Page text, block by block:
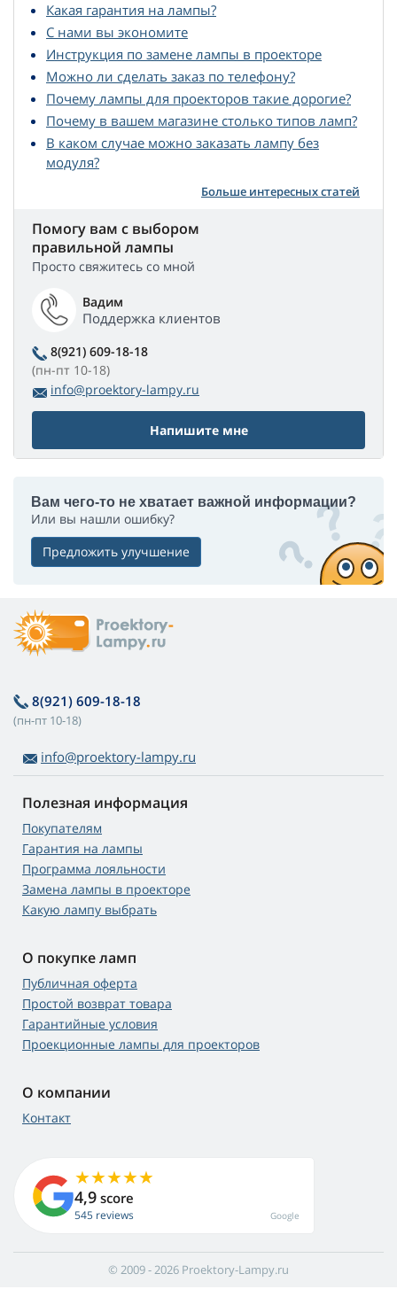
Какая гарантия на лампы?
С нами вы экономите
Инструкция по замене лампы в проекторе
Можно ли сделать заказ по телефону?
Почему лампы для проекторов такие дорогие?
Почему в вашем магазине столько типов ламп?
В каком случае можно заказать лампу без
модуля?
Больше интересных статей
Помогу вам с выбором
правильной лампы
Просто свяжитесь со мной
Вадим
Поддержка клиентов
8(921) 609-18-18
(пн-пт 10-18)
info@proektory-lampy.ru
Напишите мне
Вам чего-то не хватает важной информации?
Или вы нашли ошибку?
Предложить улучшение
8(921) 609-18-18
(пн-пт 10-18)
info@proektory-lampy.ru
Полезная информация
Покупателям
Гарантия на лампы
Программа лояльности
Замена лампы в проекторе
Какую лампу выбрать
О покупке ламп
Публичная оферта
Простой возврат товара
Гарантийные условия
Проекционные лампы для проекторов
О компании
Контакт
4,9 score
545 reviews Google
© 2009 - 2026 Proektory-Lampy.ru